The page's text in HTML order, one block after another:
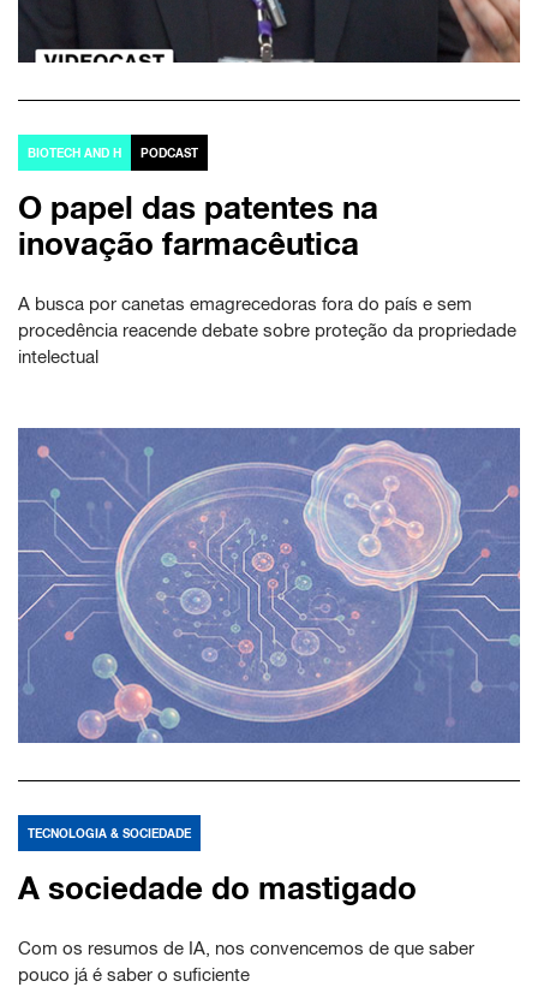
BIOTECH AND H PODCAST
O papel das patentes na
inovação farmacêutica
A busca por canetas emagrecedoras fora do país e sem
procedência reacende debate sobre proteção da propriedade
intelectual
TECNOLOGIA & SOCIEDADE
A sociedade do mastigado
Com os resumos de IA, nos convencemos de que saber
pouco já é saber o suficiente